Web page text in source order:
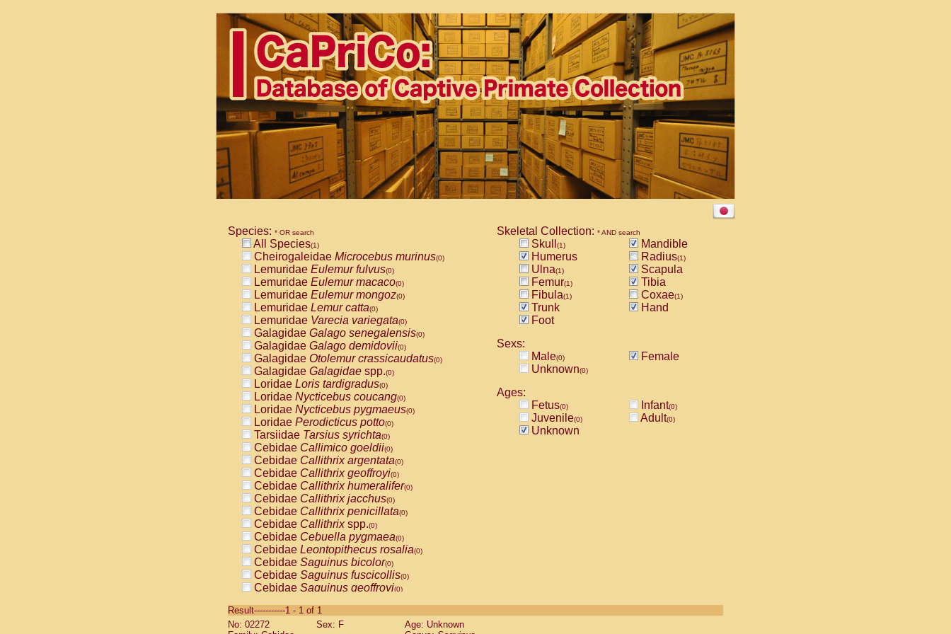
Species: * OR search
All Species(1)
Cheirogaleidae Microcebus murinus(0)
Lemuridae Eulemur fulvus(0)
Lemuridae Eulemur macaco(0)
Lemuridae Eulemur mongoz(0)
Lemuridae Lemur catta(0)
Lemuridae Varecia variegata(0)
Galagidae Galago senegalensis(0)
Galagidae Galago demidovii(0)
Galagidae Otolemur crassicaudatus(0)
Galagidae Galagidae spp.(0)
Loridae Loris tardigradus(0)
Loridae Nycticebus coucang(0)
Loridae Nycticebus pygmaeus(0)
Loridae Perodicticus potto(0)
Tarsiidae Tarsius syrichta(0)
Cebidae Callimico goeldii(0)
Cebidae Callithrix argentata(0)
Cebidae Callithrix geoffroyi(0)
Cebidae Callithrix humeralifer(0)
Cebidae Callithrix jacchus(0)
Cebidae Callithrix penicillata(0)
Cebidae Callithrixspp.(0)
Cebidae Cebuella pygmaea(0)
Cebidae Leontopithecus rosalia(0)
Cebidae Saguinus bicolor(0)
Cebidae Saguinus fuscicollis(0)
Cebidae Saguinus geoffroyi(0)
CebidaeSaguinus labiatus(0)
Cebidae Saguinus leucopus (0)
Skeletal Collection: * AND search
Skull (1)
Mandible
Humerus
Radius(1)
Ulna(1)
Scapula
Femur(1)
Tibia
Fibula(1) Coxae(1)
Trunk
Hand
Foot
Sexs:
Male(0)
Female
Unknown(0)
Ages:
Fetus(0) Infant(0)
Juvenile(0) Adult(0)
Unknown
Result-----------1 - 1 of 1
No: 02272
Sex: F
Age: Unknown